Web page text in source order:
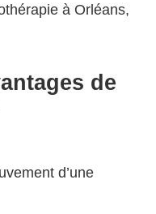
à Orléans,
de
d’une